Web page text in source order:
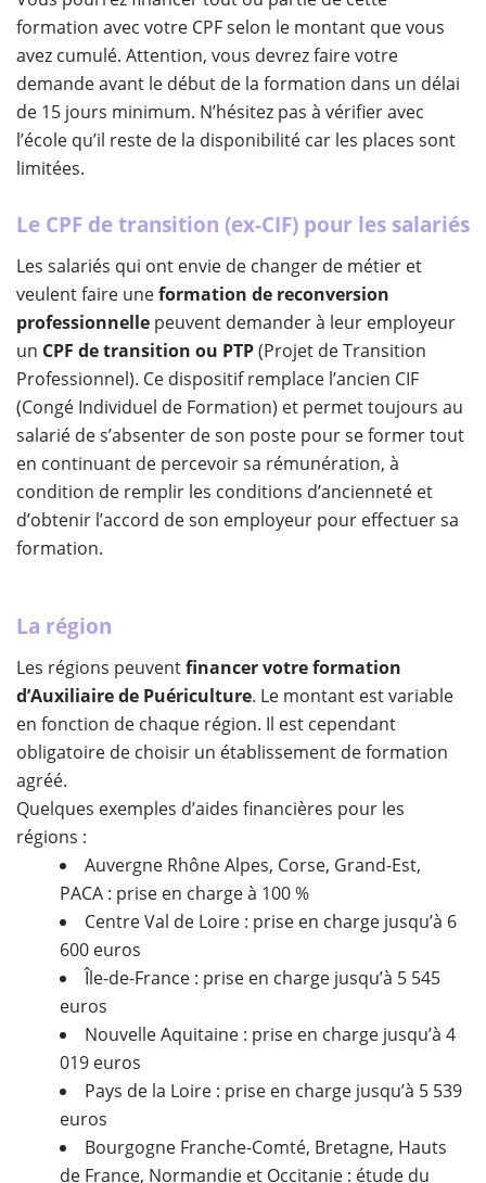
formation avec votre CPF selon le montant que vous
avez cumulé. Attention, vous devrez faire votre
demande avant le début de la formation dans un délai
de 15 jours minimum. N’hésitez pas à vérifier avec
l’école qu’il reste de la disponibilité car les places sont
limitées.
Le CPF de transition (ex-CIF) pour les salariés
Les salariés qui ont envie de changer de métier et
veulent faire uneformation de reconversion
professionnelle peuvent demander à leur employeur
un CPF de transition ou PTP(Projet de Transition
Professionnel). Ce dispositif remplace l’ancien CIF
(Congé Individuel de Formation) et permet toujours au
salarié de s’absenter de son poste pour se former tout
en continuant de percevoir sa rémunération, à
condition de remplir les conditions d’ancienneté et
d’obtenir l’accord de son employeur pour effectuer sa
formation.
La région
Les régions peuventfinancer votre formation
d’Auxiliaire de Puériculture. Le montant est variable
en fonction de chaque région. Il est cependant
obligatoire de choisir un établissement de formation
agréé.
Quelques exemples d’aides financières pour les
régions :
Auvergne Rhône Alpes, Corse, Grand-Est,
PACA : prise en charge à 100 %
Centre Val de Loire : prise en charge jusqu’à 6
600 euros
Île-de-France : prise en charge jusqu’à 5 545
euros
Nouvelle Aquitaine : prise en charge jusqu’à 4
019 euros
Pays de la Loire : prise en charge jusqu’à 5 539
euros
Bourgogne Franche-Comté, Bretagne, Hauts
de France, Normandie et Occitanie : étude du